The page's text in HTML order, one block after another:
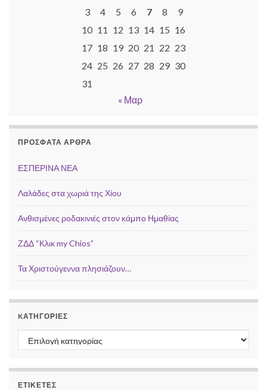
3
4 5 6 7 8
9
10 11 12 13 14 15 16
17 18 19 20 21 22 23
24 25 26 27 28 29 30
31
« Μαρ
ΠΡΌΣΦΑΤΑ ΆΡΘΡΑ
ΕΣΠΕΡΙΝΑ ΝΕΑ
Λαλάδες στα χωριά της Χίου
Ανθισμένες ροδακινιές στον κάμπο Ημαθίας
ΖΔΔ “Κλικ my Chios”
Τα Χριστούγεννα πλησιάζουν…
KΑΤΗΓΟΡΊΕΣ
Kατηγορίες
ΕΤΙΚΈΤΕΣ